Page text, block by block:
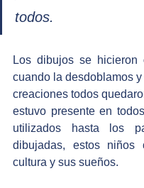
todos.
Los dibujos se
cuando la desdoblamos
creaciones todos
estuvo presente en
utilizados hasta los
dibujadas, estos niños
cultura y sus sueños.